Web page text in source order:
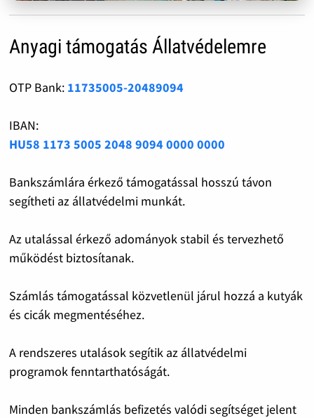
Anyagi támogatás Állatvédelemre
OTP Bank: 11735005-20489094
IBAN:
HU58 1173 5005 2048 9094 0000 0000
Bankszámlára érkező támogatással hosszú távon
segítheti az állatvédelmi munkát.
Az utalással érkező adományok stabil és tervezhető
működést biztosítanak.
Számlás támogatással közvetlenül járul hozzá a kutyák
és cicák megmentéséhez.
A rendszeres utalások segítik az állatvédelmi
programok fenntarthatóságát.
Minden bankszámlás befizetés valódi segítséget jelent